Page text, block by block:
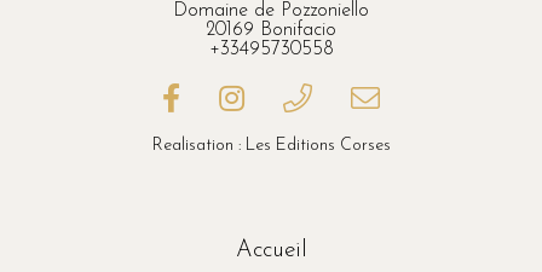
Domaine de Pozzoniello
20169 Bonifacio
+33495730558
Realisation : Les Editions Corses
Accueil